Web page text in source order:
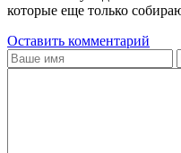
которые еще только
Оставить комментарий